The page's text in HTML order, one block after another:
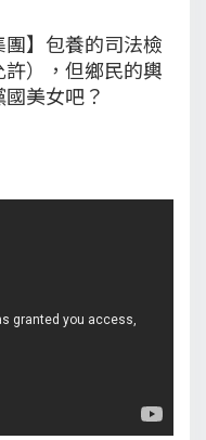
】包養的司法檢
），但鄉民的輿
美女吧？